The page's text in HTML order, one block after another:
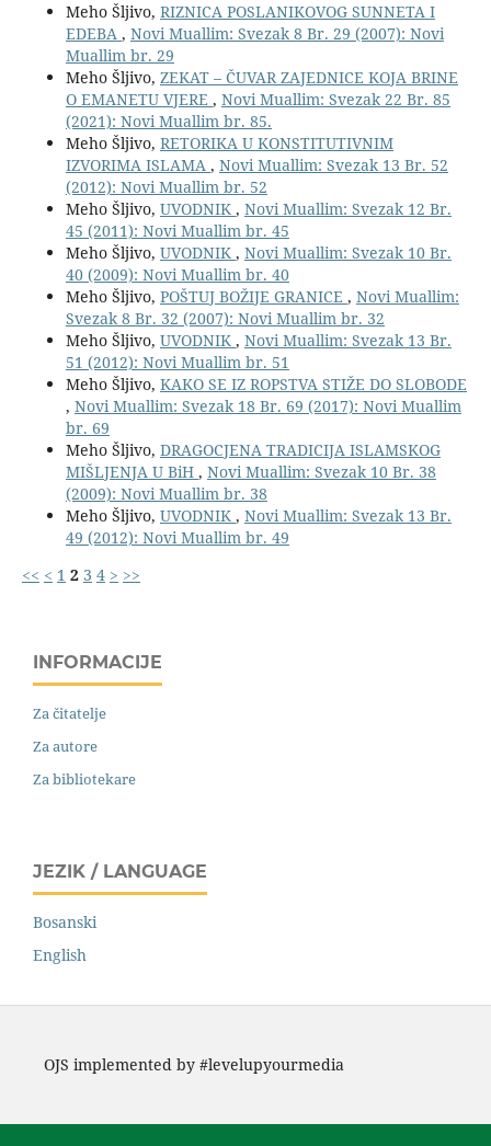
Meho Šljivo, RIZNICA POSLANIKOVOG SUNNETA I
EDEBA , Novi Muallim: Svezak 8 Br. 29 (2007): Novi
Muallim br. 29
Meho Šljivo, ZEKAT – ČUVAR ZAJEDNICE KOJA BRINE
O EMANETU VJERE , Novi Muallim: Svezak 22 Br. 85
(2021): Novi Muallim br. 85.
Meho Šljivo, RETORIKA U KONSTITUTIVNIM
IZVORIMA ISLAMA , Novi Muallim: Svezak 13 Br. 52
(2012): Novi Muallim br. 52
Meho Šljivo, UVODNIK , Novi Muallim: Svezak 12 Br.
45 (2011): Novi Muallim br. 45
Meho Šljivo, UVODNIK , Novi Muallim: Svezak 10 Br.
40 (2009): Novi Muallim br. 40
Meho Šljivo, POŠTUJ BOŽIJE GRANICE , Novi Muallim:
Svezak 8 Br. 32 (2007): Novi Muallim br. 32
Meho Šljivo, UVODNIK , Novi Muallim: Svezak 13 Br.
51 (2012): Novi Muallim br. 51
Meho Šljivo, KAKO SE IZ ROPSTVA STIŽE DO SLOBODE
, Novi Muallim: Svezak 18 Br. 69 (2017): Novi Muallim
br. 69
Meho Šljivo, DRAGOCJENA TRADICIJA ISLAMSKOG
MIŠLJENJA U BiH , Novi Muallim: Svezak 10 Br. 38
(2009): Novi Muallim br. 38
Meho Šljivo, UVODNIK , Novi Muallim: Svezak 13 Br.
49 (2012): Novi Muallim br. 49
<< < 1 2 3 4 > >>
INFORMACIJE
Za čitatelje
Za autore
Za bibliotekare
JEZIK / LANGUAGE
Bosanski
English
OJS implemented by #levelupyourmedia